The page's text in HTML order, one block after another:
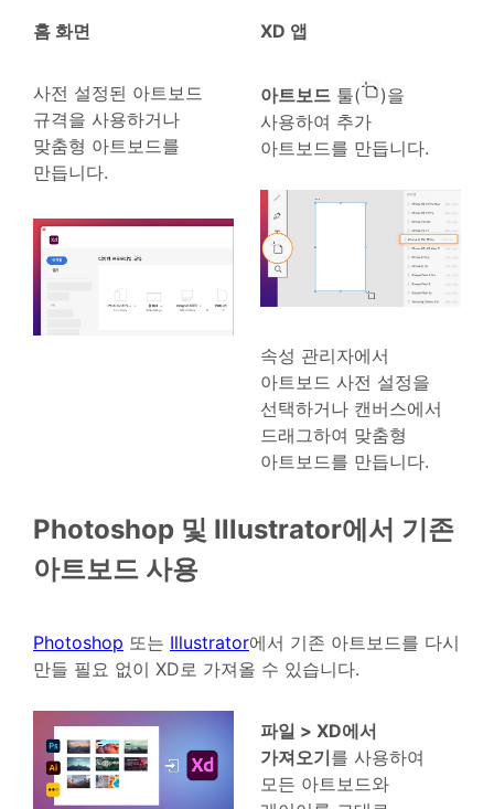
홈 화면
사전 설정된 아트보드
규격을 사용하거나
맞춤형 아트보드를
만듭니다.
XD 앱
아트보드 툴(
)을
사용하여 추가
아트보드를 만듭니다.
속성 관리자에서
아트보드 사전 설정을
선택하거나 캔버스에서
드래그하여 맞춤형
아트보드를 만듭니다.
Photoshop 및 Illustrator에서 기존
아트보드 사용
Photoshop 또는 Illustrator에서 기존 아트보드를 다시
만들 필요 없이 XD로 가져올 수 있습니다.
파일 > XD에서
가져오기를 사용하여
모든 아트보드와